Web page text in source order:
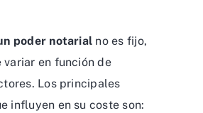
poder notarial no es fijo,
variar en función de
Los principales
influyen en su coste son: